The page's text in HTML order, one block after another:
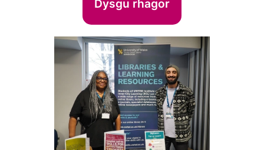
Dysgu rhagor